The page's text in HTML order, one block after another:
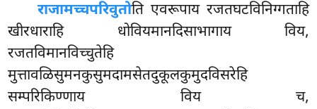
राजामच्चपरिवुतोति एवरूपाय रजतघटविनिग्गताहि
खीरधाराहि धोवियमानदिसाभागाय विय,
रजतविमानविच्चुतेहि
मुत्तावळिसुमनकुसुमदामसेतदुकूलकुमुदविसरेहि
सम्परिकिण्णाय विय च,